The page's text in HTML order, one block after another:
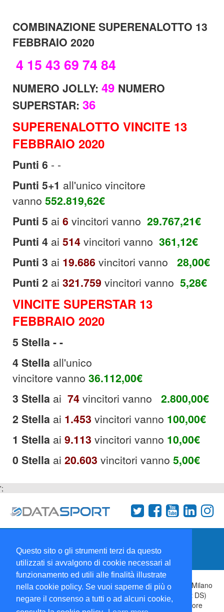
Questo sito o gli strumenti terzi da questo
utilizzati si avvalgono di cookie necessari al
funzionamento ed utili alle finalità illustrate
nella cookie policy. Se vuoi saperne di più o
negare il consenso a tutti o ad alcuni cookie,
COMBINAZIONE SUPERENALOTTO 13
FEBBRAIO 2020
4 15 43 69 74 84
NUMERO JOLLY: 49 NUMERO
SUPERSTAR: 36
SUPERENALOTTO VINCITE 13
FEBBRAIO 2020
Punti 6 - -
Punti 5+1 all'unico vincitore
vanno 552.819,62€
Punti 5 ai 6 vincitori vanno 29.767,21€
Punti 4 ai 514 vincitori vanno 361,12€
Punti 3 ai 19.686 vincitori vanno 28,00€
Punti 2 ai 321.759 vincitori vanno 5,28€
VINCITE SUPERSTAR 13
FEBBRAIO 2020
5 Stella - -
4 Stella all'unico
vincitore vanno 36.112,00€
3 Stella ai 74 vincitori vanno 2.800,00€
2 Stella ai 1.453 vincitori vanno 100,00€
1 Stella ai 9.113 vincitori vanno 10,00€
0 Stella ai 20.603 vincitori vanno 5,00€
';
Collabora con noi
Copyright 1995-2026 © Wise Srl Via Palmanova 8 20132 Milano
Italia - P. IVA 09072090963 | ISSN: 2499-2925 (DataSport DS)
Informazioni e richieste di pubblicità:
| Direttore